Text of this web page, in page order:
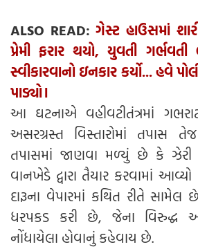
ALSO READ:ગેસ્ટ હાઉસમાં
પ્રેમી ફરાર થયો, યુવતી
સ્વીકારવાનો ઇનકાર કર્યો... હવે
પાડ્યો।
આ ઘટનાએ વહીવટીતંત્રમાં
અસરગ્રસ્ત વિસ્તારોમાં તપાસ
તપાસમાં જાણવા મળ્યું છે કે ઝેરી
વાનખેડે દ્વારા તૈયાર કરવામાં
દારૂના વેપારમાં કથિત રીતે સામેલ
ધરપકડ કરી છે, જેના વિરુદ્ધ
નોંધાયેલા હોવાનું કહેવાય છે.